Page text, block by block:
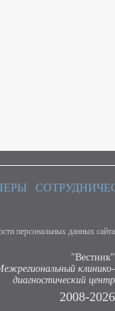
персональных данных сайта
"Вестник"
клинико-
диагностический центр
2008-2026